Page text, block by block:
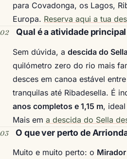
para Covadonga, os Lagos,
Europa. Reserva aqui a tua
Qual é a atividade
Sem dúvida, a descida do
quilómetro zero do rio mais
desces em canoa estável
tranquilas até Ribadesella. É
anos completos e 1,15 m,
Mais em a descida do Sella
O que ver perto de
Muito e muito perto: o